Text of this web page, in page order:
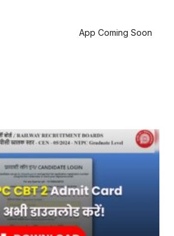
App Coming Soon